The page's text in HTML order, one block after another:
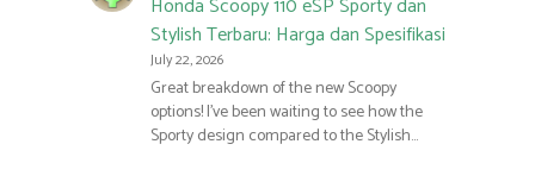
Stylish Terbaru: Harga dan Spesifikasi
July 22, 2026
Great breakdown of the new Scoopy
options! I’ve been waiting to see how the
Sporty design compared to the Stylish…